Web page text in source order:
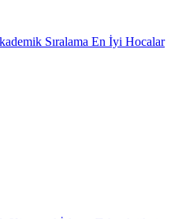
Sıralama En İyi Hocalar